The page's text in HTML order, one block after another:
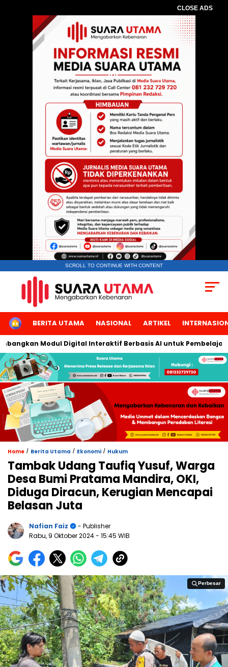
CLOSE ADS
SCROLL TO CONTINUE WITH CONTENT
HOMEBERITA UTAMA NASIONAL ARTIKEL
Modul Digital Interaktif Berbasis AI untuk Pembelajaran
Home / Berita Utama / Ekonomi / Hukum
Tambak Udang Taufiq Yusuf, Warga
Desa Bumi Pratama Mandira, OKI,
Diduga Diracun, Kerugian Mencapai
Belasan Juta
Nafian Faiz
- Publisher
Rabu, 9 Oktober 2024- 15:45 WIB
Perbesar
Perbesar